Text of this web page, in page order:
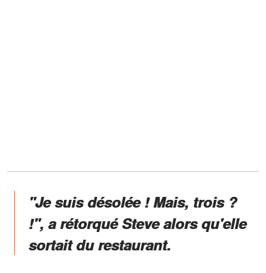
"Je suis désolée ! Mais, trois ?
!", a rétorqué Steve alors qu'elle
sortait du restaurant.